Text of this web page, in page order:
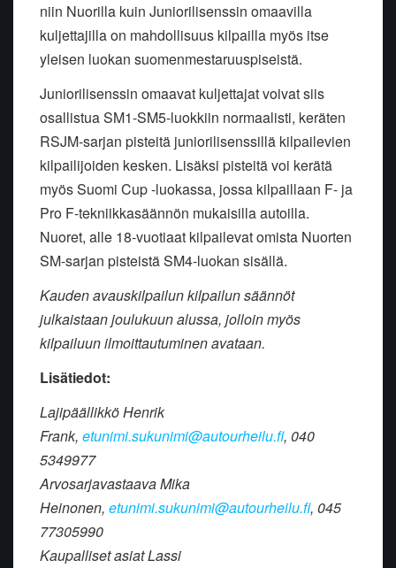
niin Nuorilla kuin Juniorilisenssin omaavilla
kuljettajilla on mahdollisuus kilpailla myös itse
yleisen luokan suomenmestaruuspiseistä.
Juniorilisenssin omaavat kuljettajat voivat siis
osallistua SM1-SM5-luokkiin normaalisti, keräten
RSJM-sarjan pisteitä juniorilisenssillä kilpailevien
kilpailijoiden kesken. Lisäksi pisteitä voi kerätä
myös Suomi Cup -luokassa, jossa kilpaillaan F- ja
Pro F-tekniikkasäännön mukaisilla autoilla.
Nuoret, alle 18-vuotiaat kilpailevat omista Nuorten
SM-sarjan pisteistä SM4-luokan sisällä.
Kauden avauskilpailun kilpailun säännöt
julkaistaan joulukuun alussa, jolloin myös
kilpailuun ilmoittautuminen avataan.
Lisätiedot:
Lajipäällikkö Henrik
Frank, etunimi.sukunimi@autourheilu.fi, 040
5349977
Arvosarjavastaava Mika
Heinonen, etunimi.sukunimi@autourheilu.fi, 045
77305990
Kaupalliset asiat Lassi